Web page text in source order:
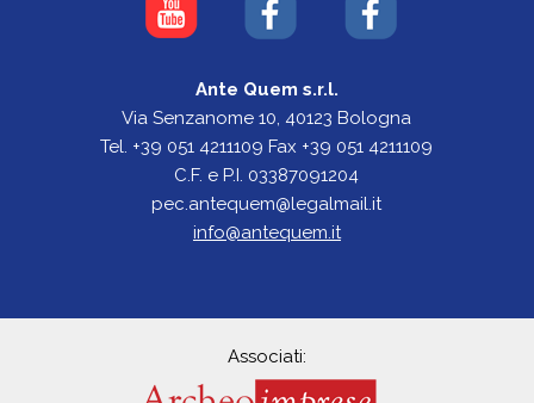
Ante Quem s.r.l.
Via Senzanome 10, 40123 Bologna
Tel. +39 051 4211109 Fax +39 051 4211109
C.F. e P.I. 03387091204
pec.antequem@legalmail.it
info@antequem.it
Associati: